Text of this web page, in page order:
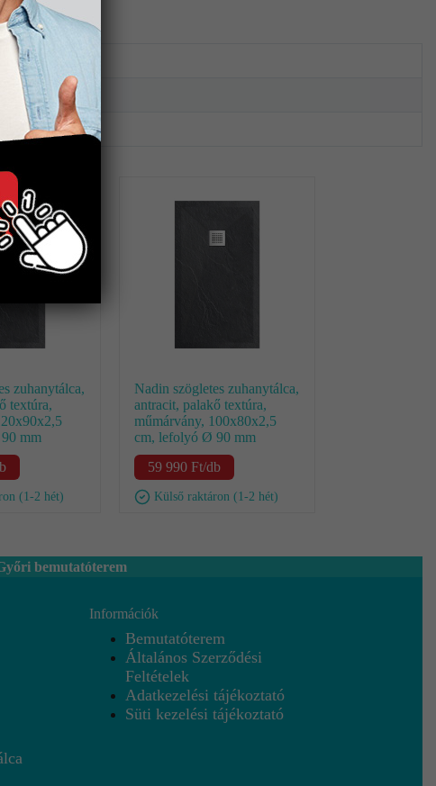
Niwell
1 db
zuhanytálca,
textúra,
mm
(1-2 hét)
Nadin szögletes zuhanytálca,
antracit, palakő textúra,
műmárvány, 100x80x2,5
cm, lefolyó Ø 90 mm
59 990 Ft/db
Külső raktáron (1-2 hét)
bemutatóterem
Információk
Bemutatóterem
Általános Szerződési
Feltételek
Adatkezelési tájékoztató
Süti kezelési tájékoztató